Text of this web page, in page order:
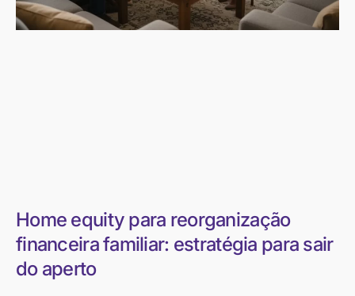
Home equity para reorganização
financeira familiar: estratégia para sair
do aperto